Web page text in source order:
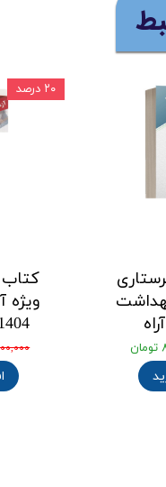
ویژه
1404 انتشارات
۱,۸۰۰,۰۰۰
۲۰ درصد